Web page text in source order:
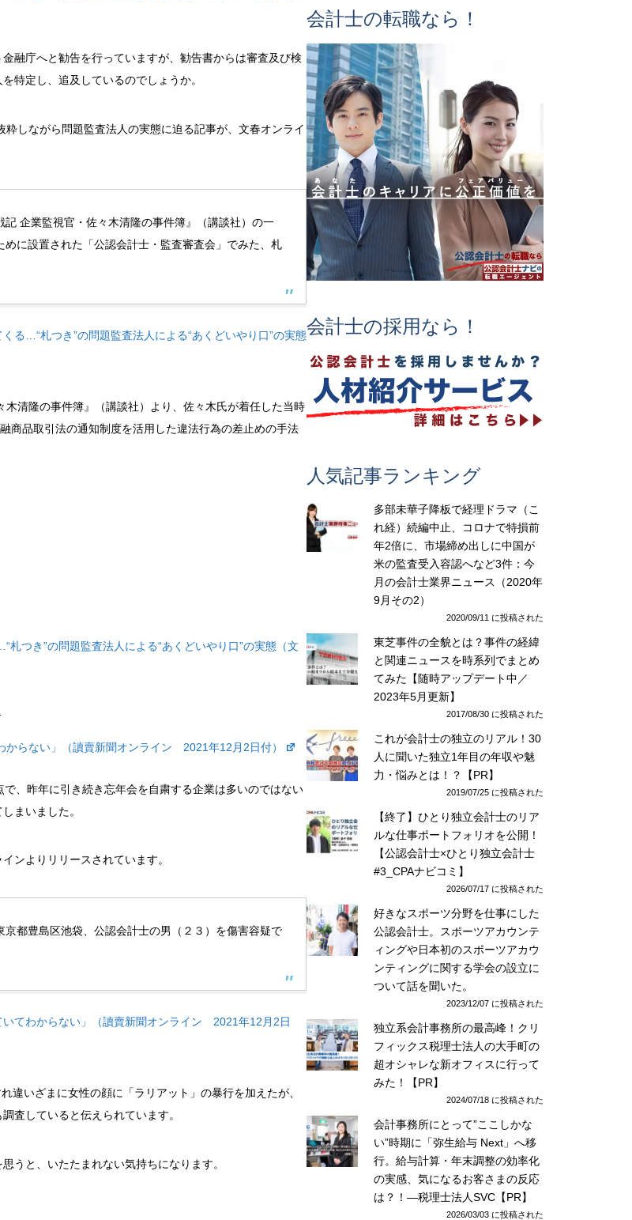
融庁へと勧告を行っていますが、勧告書からは審査及び検
特定し、追及しているのでしょうか。
粋しながら問題監査法人の実態に迫る記事が、文春オンライ
企業監視官・佐々木清隆の事件簿』（講談社）の一
に設置された「公認会計士・監査審査会」でみた、札
る…“札つき”の問題監査法人による“あくどいやり口”の実態
清隆の事件簿』（講談社）より、佐々木氏が着任した当時
商品取引法の通知制度を活用した違法行為の差止めの手法
つき”の問題監査法人による“あくどいやり口”の実態（文
からない」（讀賣新聞オンライン 2021年12月2日付）
、昨年に引き続き忘年会を自粛する企業は多いのではない
まいました。
ンよりリリースされています。
都豊島区池袋、公認会計士の男（２３）を傷害容疑で
てわからない」（讀賣新聞オンライン 2021年12月2日
いざまに女性の顔に「ラリアット」の暴行を加えたが、
査していると伝えられています。
うと、いたたまれない気持ちになります。
会計士の転職なら！
会計士の採用なら！
人気記事ランキング
多部未華子降板で経理ドラマ（こ
れ経）続編中止、コロナで特損前
年2倍に、市場締め出しに中国が
米の監査受入容認へなど3件：今
月の会計士業界ニュース（2020年
9月その2）
2020/09/11 に投稿された
東芝事件の全貌とは？事件の経緯
と関連ニュースを時系列でまとめ
てみた【随時アップデート中／
2023年5月更新】
2017/08/30 に投稿された
これが会計士の独立のリアル！30
人に聞いた独立1年目の年収や魅
力・悩みとは！？【PR】
2019/07/25 に投稿された
【終了】ひとり独立会計士のリア
ルな仕事ポートフォリオを公開！
【公認会計士×ひとり独立会計士
#3_CPAナビコミ】
2026/07/17 に投稿された
好きなスポーツ分野を仕事にした
公認会計士。スポーツアカウンテ
ィングや日本初のスポーツアカウ
ンティングに関する学会の設立に
ついて話を聞いた。
2023/12/07 に投稿された
独立系会計事務所の最高峰！クリ
フィックス税理士法人の大手町の
超オシャレな新オフィスに行って
みた！【PR】
2024/07/18 に投稿された
会計事務所にとって”ここしかな
い”時期に「弥生給与 Next」へ移
行。給与計算・年末調整の効率化
の実感、気になるお客さまの反応
は？！―税理士法人SVC【PR】
2026/03/03 に投稿された